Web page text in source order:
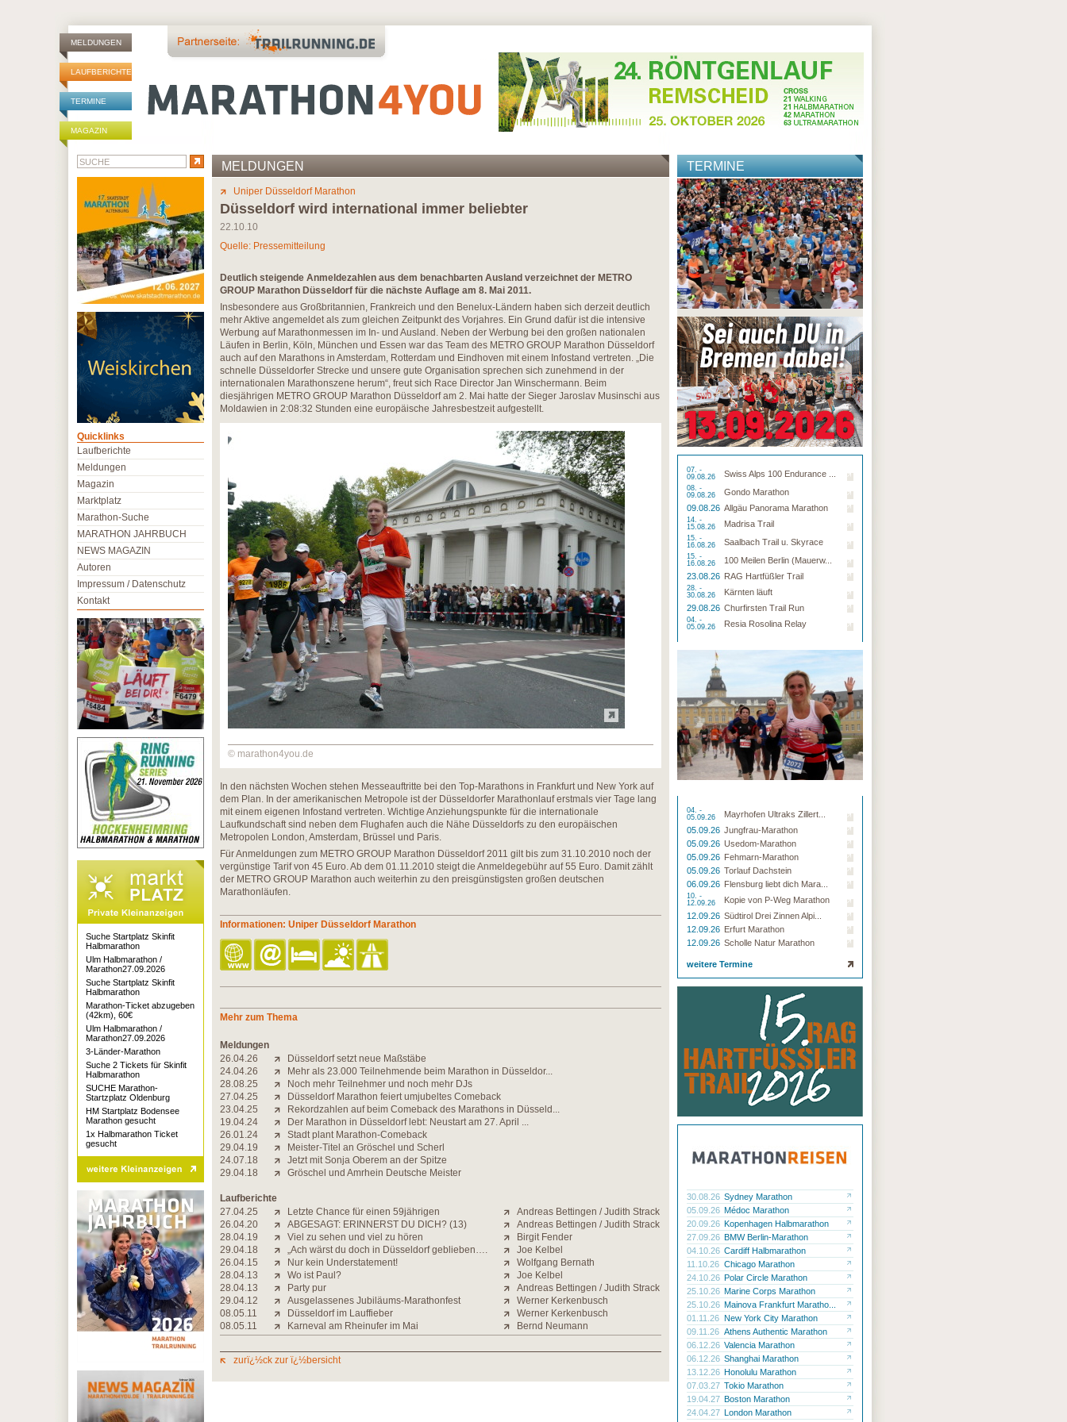
MELDUNGEN
LAUFBERICHTE
TERMINE
MAGAZIN
MELDUNGEN
Uniper Düsseldorf Marathon
Düsseldorf wird international immer beliebter
22.10.10
Quelle: Pressemitteilung
Deutlich steigende Anmeldezahlen aus dem benachbarten Ausland verzeichnet der METRO
GROUP Marathon Düsseldorf für die nächste Auflage am 8. Mai 2011.
Insbesondere aus Großbritannien, Frankreich und den Benelux-Ländern haben sich derzeit deutlich
mehr Aktive angemeldet als zum gleichen Zeitpunkt des Vorjahres. Ein Grund dafür ist die intensive
Werbung auf Marathonmessen im In- und Ausland. Neben der Werbung bei den großen nationalen
Läufen in Berlin, Köln, München und Essen war das Team des METRO GROUP Marathon Düsseldorf
auch auf den Marathons in Amsterdam, Rotterdam und Eindhoven mit einem Infostand vertreten. „Die
schnelle Düsseldorfer Strecke und unsere gute Organisation sprechen sich zunehmend in der
internationalen Marathonszene herum“, freut sich Race Director Jan Winschermann. Beim
diesjährigen METRO GROUP Marathon Düsseldorf am 2. Mai hatte der Sieger Jaroslav Musinschi aus
Moldawien in 2:08:32 Stunden eine europäische Jahresbestzeit aufgestellt.
© marathon4you.de
In den nächsten Wochen stehen Messeauftritte bei den Top-Marathons in Frankfurt und New York auf
dem Plan. In der amerikanischen Metropole ist der Düsseldorfer Marathonlauf erstmals vier Tage lang
mit einem eigenen Infostand vertreten. Wichtige Anziehungspunkte für die internationale
Laufkundschaft sind neben dem Flughafen auch die Nähe Düsseldorfs zu den europäischen
Metropolen London, Amsterdam, Brüssel und Paris.
Für Anmeldungen zum METRO GROUP Marathon Düsseldorf 2011 gilt bis zum 31.10.2010 noch der
vergünstige Tarif von 45 Euro. Ab dem 01.11.2010 steigt die Anmeldegebühr auf 55 Euro. Damit zählt
der METRO GROUP Marathon auch weiterhin zu den preisgünstigsten großen deutschen
Marathonläufen.
Informationen: Uniper Düsseldorf Marathon
Mehr zum Thema
Meldungen
26.04.26
Düsseldorf setzt neue Maßstäbe
24.04.26
Mehr als 23.000 Teilnehmende beim Marathon in Düsseldor...
28.08.25
Noch mehr Teilnehmer und noch mehr DJs
27.04.25
Düsseldorf Marathon feiert umjubeltes Comeback
23.04.25
Rekordzahlen auf beim Comeback des Marathons in Düsseld...
19.04.24
Der Marathon in Düsseldorf lebt: Neustart am 27. April ...
26.01.24
Stadt plant Marathon-Comeback
29.04.19
Meister-Titel an Gröschel und Scherl
24.07.18
Jetzt mit Sonja Oberem an der Spitze
29.04.18
Gröschel und Amrhein Deutsche Meister
Laufberichte
27.04.25
Letzte Chance für einen 59jährigen
Andreas Bettingen / Judith Strack
26.04.20
ABGESAGT: ERINNERST DU DICH? (13)
Andreas Bettingen / Judith Strack
28.04.19
Viel zu sehen und viel zu hören
Birgit Fender
29.04.18
„Ach wärst du doch in Düsseldorf geblieben….
Joe Kelbel
26.04.15
Nur kein Understatement!
Wolfgang Bernath
28.04.13
Wo ist Paul?
Joe Kelbel
28.04.13
Party pur
Andreas Bettingen / Judith Strack
29.04.12
Ausgelassenes Jubiläums-Marathonfest
Werner Kerkenbusch
08.05.11
Düsseldorf im Lauffieber
Werner Kerkenbusch
08.05.11
Karneval am Rheinufer im Mai Bernd Neumann
zurï¿½ck zur ï¿½bersicht
TERMINE
07. -
09.08.26
Swiss Alps 100 Endurance ...
08. -
09.08.26
Gondo Marathon
09.08.26 Allgäu Panorama Marathon
14. -
15.08.26
Madrisa Trail
15. -
16.08.26
Saalbach Trail u. Skyrace
15. -
16.08.26
100 Meilen Berlin (Mauerw...
23.08.26 RAG Hartfüßler Trail
28. -
30.08.26
Kärnten läuft
29.08.26 Churfirsten Trail Run
04. -
05.09.26
Resia Rosolina Relay
04. -
05.09.26
Mayrhofen Ultraks Zillert...
05.09.26 Jungfrau-Marathon
05.09.26 Usedom-Marathon
05.09.26 Fehmarn-Marathon
05.09.26 Torlauf Dachstein
06.09.26 Flensburg liebt dich Mara...
10. -
12.09.26
Kopie von P-Weg Marathon
12.09.26 Südtirol Drei Zinnen Alpi...
12.09.26 Erfurt Marathon
12.09.26 Scholle Natur Marathon
weitere Termine
30.08.26 Sydney Marathon
05.09.26 Médoc Marathon
20.09.26 Kopenhagen Halbmarathon
27.09.26 BMW Berlin-Marathon
04.10.26 Cardiff Halbmarathon
11.10.26 Chicago Marathon
24.10.26 Polar Circle Marathon
25.10.26 Marine Corps Marathon
25.10.26 Mainova Frankfurt Maratho...
01.11.26 New York City Marathon
09.11.26 Athens Authentic Marathon
06.12.26 Valencia Marathon
06.12.26 Shanghai Marathon
13.12.26 Honolulu Marathon
07.03.27 Tokio Marathon
19.04.27 Boston Marathon
24.04.27 London Marathon
Quicklinks
Laufberichte
Meldungen
Magazin
Marktplatz
Marathon-Suche
MARATHON JAHRBUCH
NEWS MAGAZIN
Autoren
Impressum / Datenschutz
Kontakt
Suche Startplatz Skinfit
Halbmarathon
Ulm Halbmarathon /
Marathon27.09.2026
Suche Startplatz Skinfit
Halbmarathon
Marathon-Ticket abzugeben
(42km), 60€
Ulm Halbmarathon /
Marathon27.09.2026
3-Länder-Marathon
Suche 2 Tickets für Skinfit
Halbmarathon
SUCHE Marathon-
Startzplatz Oldenburg
HM Startplatz Bodensee
Marathon gesucht
1x Halbmarathon Ticket
gesucht